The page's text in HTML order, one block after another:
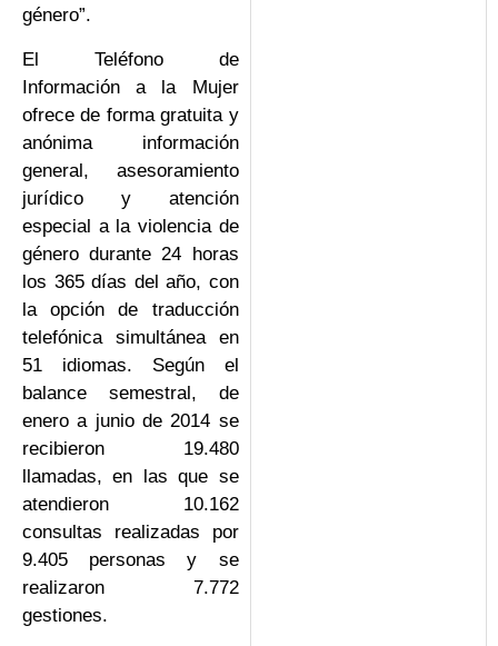
género”.
El Teléfono de
Información a la Mujer
ofrece de forma gratuita y
anónima información
general, asesoramiento
jurídico y atención
especial a la violencia de
género durante 24 horas
los 365 días del año, con
la opción de traducción
telefónica simultánea en
51 idiomas. Según el
balance semestral, de
enero a junio de 2014 se
recibieron 19.480
llamadas, en las que se
atendieron 10.162
consultas realizadas por
9.405 personas y se
realizaron 7.772
gestiones.